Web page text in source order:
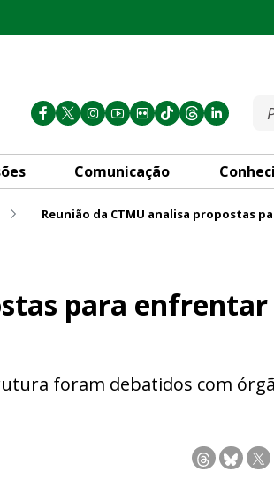
Comunicação
para
foram debatidos com